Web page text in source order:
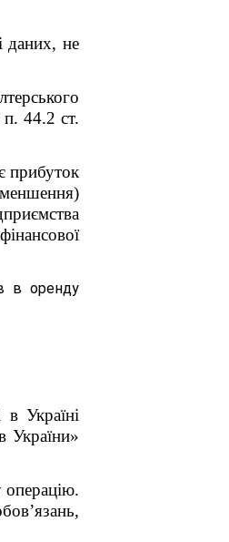
даних, не
п. 44.2 ст.
прибуток
в оренду
в Україні
України»